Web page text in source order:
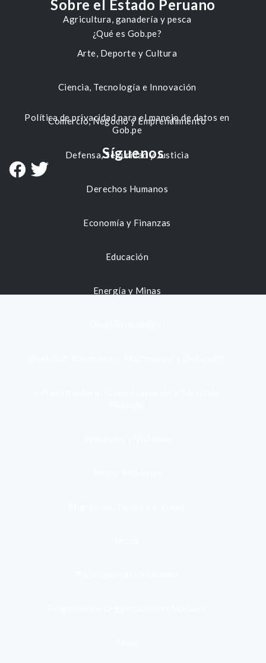
Agricultura, ganadería y pesca
Arte, Deporte y Cultura
Ciencia, Tecnología e Innovación
Comercio, Negocio y Emprendimiento
Defensa, Seguridad y Justicia
Derechos Humanos
Economía y Finanzas
Educación
Energía y Minas
Sobre el Estado Peruano
¿Qué es Gob.pe?
Política de privacidad para el manejo de datos en
Gob.pe
Síguenos